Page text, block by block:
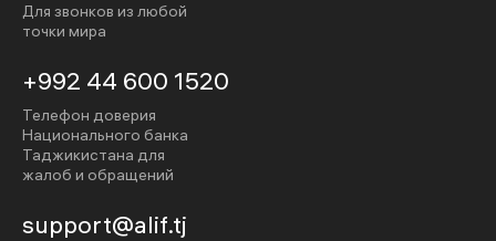
Для звонков из любой
точки мира
+992 44 600 1520
Телефон доверия
Национального банка
Таджикистана для
жалоб и обращений
support@alif.tj